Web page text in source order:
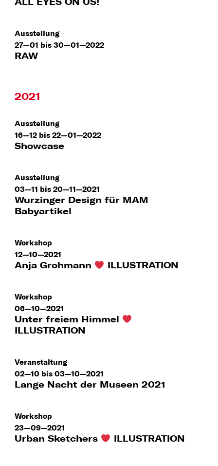
ALL EYES ON US!
Ausstellung
27—01 bis 30—01—2022
RAW
2021
Ausstellung
16—12 bis 22—01—2022
Showcase
Ausstellung
03—11 bis 20—11—2021
Wurzinger Design für MAM
Babyartikel
Workshop
12—10—2021
Anja Grohmann ILLUSTRATION
Workshop
06—10—2021
Unter freiem Himmel
ILLUSTRATION
Veranstaltung
02—10 bis 03—10—2021
Lange Nacht der Museen 2021
Workshop
23—09—2021
Urban Sketchers ILLUSTRATION